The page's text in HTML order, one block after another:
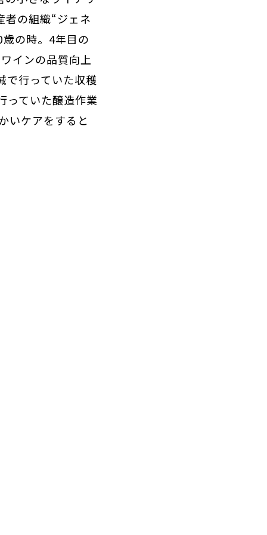
の組織“ジェネ
の時。4年目の
インの品質向上
で行っていた収穫
っていた醸造作業
いケアをすると